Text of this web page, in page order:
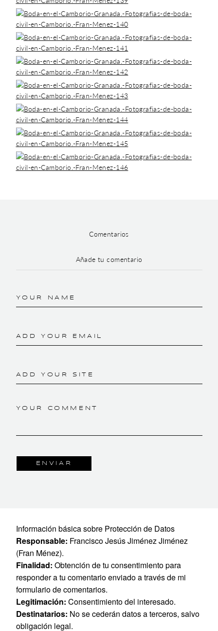
Comentarios
Añade tu comentario
YOUR NAME
ADD YOUR EMAIL
ADD YOUR SITE
YOUR COMMENT
Información básica sobre Protección de Datos
Responsable: Francisco Jesús Jiménez Jiménez
(Fran Ménez).
Finalidad: Obtención de tu consentimiento para
responder a tu comentario enviado a través de mi
formulario de comentarios.
Legitimación: Consentimiento del interesado.
Destinatarios: No se cederán datos a terceros, salvo
obligación legal.